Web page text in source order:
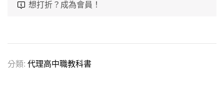
想打折？成為會員！
分類: 代理高中職教科書